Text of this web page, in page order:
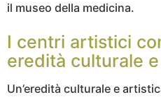
il museo della medicina.
I centri artistici
eredità culturale
Un’eredità culturale e